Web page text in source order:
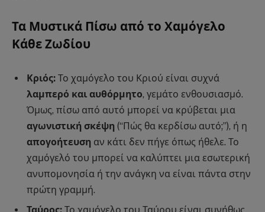
Τα Μυστικά Πίσω από το Χαμόγελο
Κάθε Ζωδίου
Κριός: Το χαμόγελο του Κριού είναι συχνά
λαμπερό και αυθόρμητο, γεμάτο ενθουσιασμό.
Όμως, πίσω από αυτό μπορεί να κρύβεται μια
αγωνιστική σκέψη (“Πώς θα κερδίσω αυτό;”), ή η
απογοήτευση αν κάτι δεν πήγε όπως ήθελε. Το
χαμόγελό του μπορεί να καλύπτει μια εσωτερική
ανυπομονησία ή την ανάγκη να είναι πάντα στην
πρώτη γραμμή.